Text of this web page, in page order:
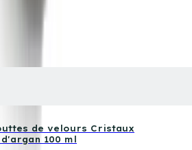
de velours Cristaux
100 ml